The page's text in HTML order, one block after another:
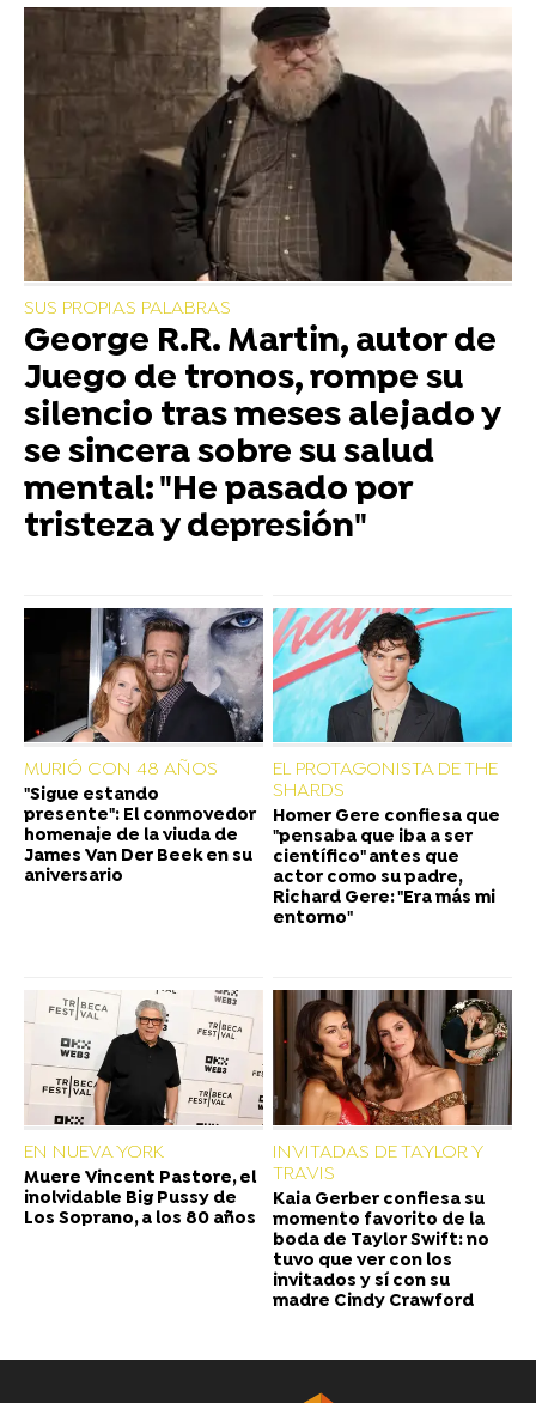
SUS PROPIAS PALABRAS
George R.R. Martin, autor de
Juego de tronos, rompe su
silencio tras meses alejado y
se sincera sobre su salud
mental: "He pasado por
tristeza y depresión"
MURIÓ CON 48 AÑOS
"Sigue estando
presente": El conmovedor
homenaje de la viuda de
James Van Der Beek en su
aniversario
EL PROTAGONISTA DE THE
SHARDS
Homer Gere confiesa que
"pensaba que iba a ser
científico" antes que
actor como su padre,
Richard Gere: "Era más mi
entorno"
EN NUEVA YORK
Muere Vincent Pastore, el
inolvidable Big Pussy de
Los Soprano, a los 80 años
INVITADAS DE TAYLOR Y
TRAVIS
Kaia Gerber confiesa su
momento favorito de la
boda de Taylor Swift: no
tuvo que ver con los
invitados y sí con su
madre Cindy Crawford